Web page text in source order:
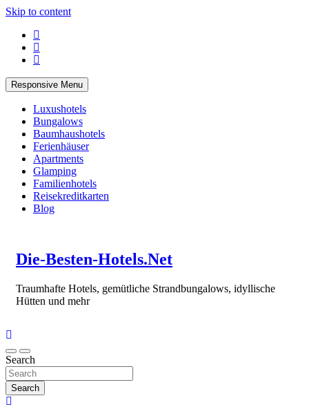
Skip to content
Responsive Menu
Luxushotels
Bungalows
Baumhaushotels
Ferienhäuser
Apartments
Glamping
Familienhotels
Reisekreditkarten
Blog
Die-Besten-Hotels.Net
Traumhafte Hotels, gemütliche Strandbungalows, idyllische
Hütten und mehr
Search
Search